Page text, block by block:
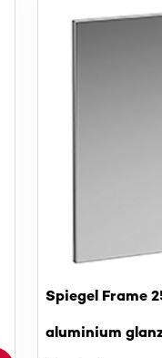
Spiegel Frame
aluminium